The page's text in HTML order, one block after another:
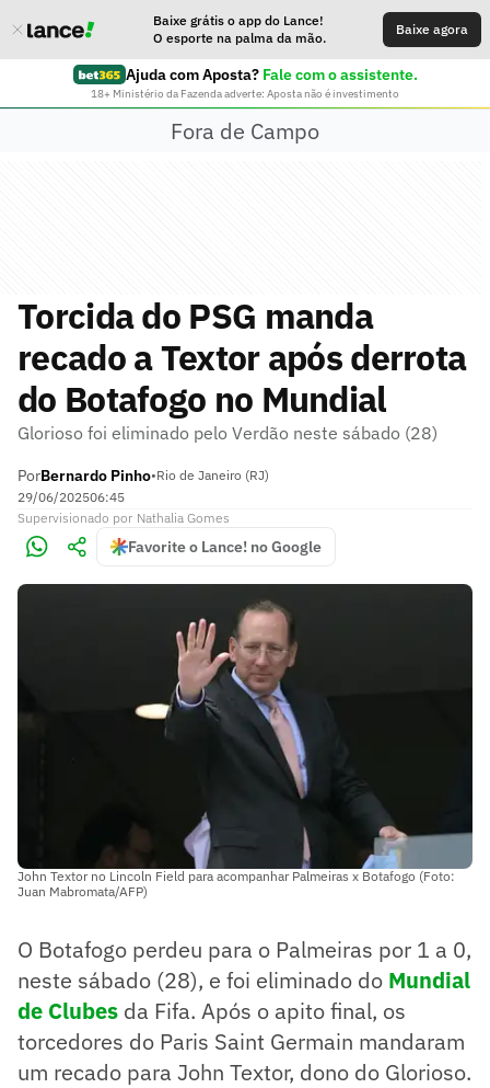
Baixe grátis o app do Lance!
O esporte na palma da mão.
Baixe agora
Ajuda com Aposta? Fale com o assistente.
18+ Ministério da Fazenda adverte: Aposta não é investimento
Fora de Campo
Torcida do PSG manda
recado a Textor após derrota
do Botafogo no Mundial
Glorioso foi eliminado pelo Verdão neste sábado (28)
PorBernardo Pinho•Rio de Janeiro (RJ)
29/06/202506:45
Supervisionado por Nathalia Gomes
Favorite o Lance! no Google
John Textor no Lincoln Field para acompanhar Palmeiras x Botafogo (Foto:
Juan Mabromata/AFP)
O Botafogo perdeu para o Palmeiras por 1 a 0,
neste sábado (28), e foi eliminado do Mundial
de Clubes da Fifa. Após o apito final, os
torcedores do Paris Saint Germain mandaram
um recado para John Textor, dono do Glorioso.